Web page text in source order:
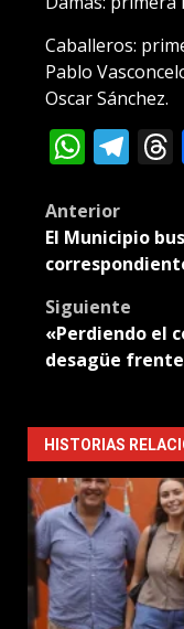
Caballeros:
Pablo
Oscar Sánchez.
Post
Anterior
El Municipio
Siguiente
«Perdiendo el
desagüe
HISTORIAS